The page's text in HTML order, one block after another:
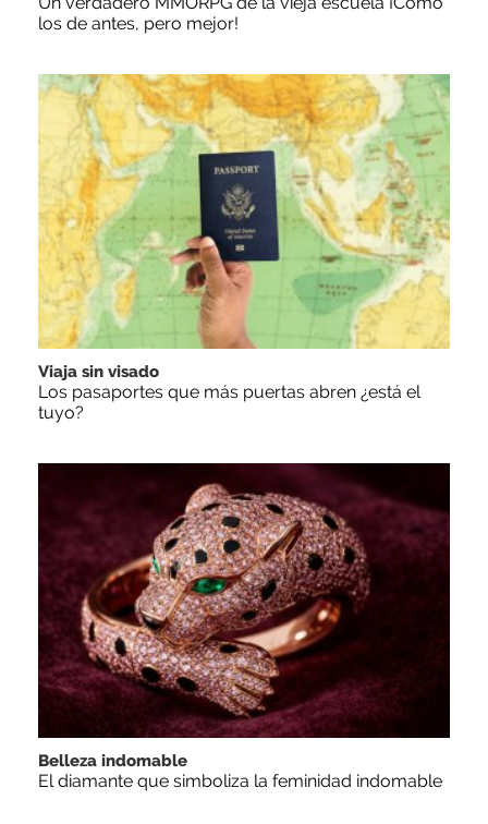
los de antes, pero mejor!
Viaja sin visado
Los pasaportes que más puertas abren ¿está el
tuyo?
Belleza indomable
El diamante que simboliza la feminidad indomable